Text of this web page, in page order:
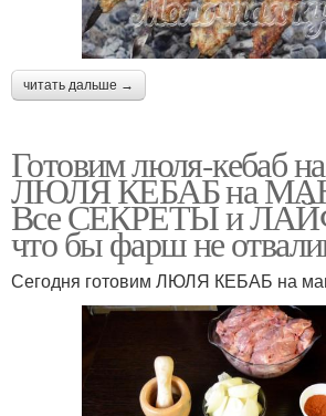
читать дальше →
Готовим люля-кебаб
ЛЮЛЯ КЕБАБ на
Все СЕКРЕТЫ и
что бы фарш не
Сегодня готовим ЛЮЛЯ КЕБАБ на